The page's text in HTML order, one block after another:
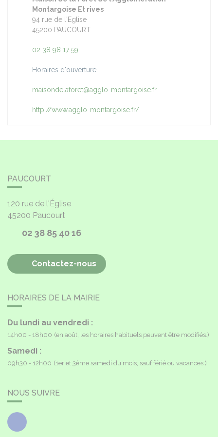
Montargoise Et rives
94 rue de l'Eglise
45200 PAUCOURT
02 38 98 17 59
Horaires d'ouverture
maisondelaforet@agglo-montargoise.fr
http://www.agglo-montargoise.fr/
PAUCOURT
120 rue de l'Église
45200 Paucourt
02 38 85 40 16
Contactez-nous
HORAIRES DE LA MAIRIE
Du lundi au vendredi :
14h00 - 18h00 (en août, les horaires habituels peuvent être modifiés.)
Samedi :
09h30 - 12h00 (1er et 3ème samedi du mois, sauf férié ou vacances.)
NOUS SUIVRE
Facebook